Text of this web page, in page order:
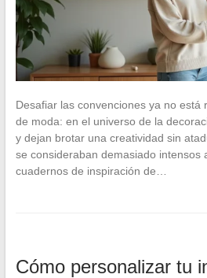
Desafiar las convenciones ya no está
de moda: en el universo de la
y dejan brotar una creatividad sin
se consideraban demasiado intensos
cuadernos de inspiración de…
Cómo personalizar tu